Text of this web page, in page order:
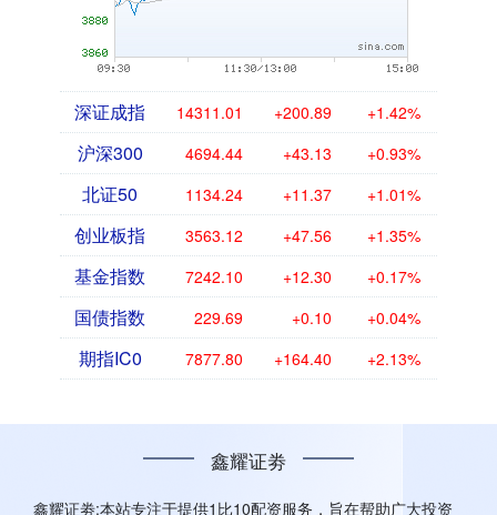
深证成指 14311.01 +200.89 +1.42%
沪深300 4694.44 +43.13 +0.93%
北证50 1134.24 +11.37 +1.01%
创业板指 3563.12 +47.56 +1.35%
基金指数 7242.10 +12.30 +0.17%
国债指数 229.69 +0.10 +0.04%
期指IC0 7877.80 +164.40 +2.13%
鑫耀证劵
鑫耀证劵:本站专注于提供1比10配资服务，旨在帮助广大投资